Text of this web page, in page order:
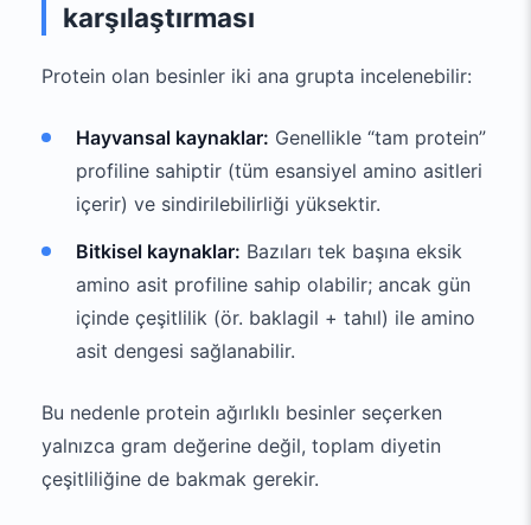
karşılaştırması
Protein olan besinler iki ana grupta incelenebilir:
Hayvansal kaynaklar: Genellikle “tam protein”
profiline sahiptir (tüm esansiyel amino asitleri
içerir) ve sindirilebilirliği yüksektir.
Bitkisel kaynaklar: Bazıları tek başına eksik
amino asit profiline sahip olabilir; ancak gün
içinde çeşitlilik (ör. baklagil + tahıl) ile amino
asit dengesi sağlanabilir.
Bu nedenle protein ağırlıklı besinler seçerken
yalnızca gram değerine değil, toplam diyetin
çeşitliliğine de bakmak gerekir.